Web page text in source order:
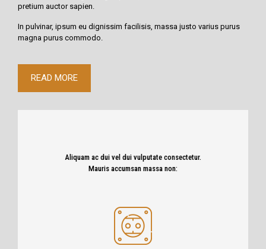
pretium auctor sapien.
In pulvinar, ipsum eu dignissim facilisis, massa justo varius purus
magna purus commodo.
READ MORE
Aliquam ac dui vel dui vulputate consectetur.
Mauris accumsan massa non: